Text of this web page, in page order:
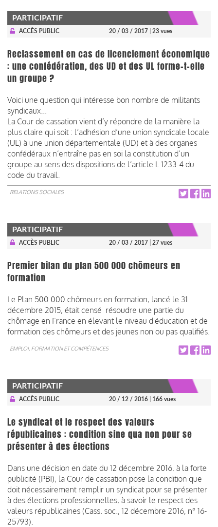
PARTICIPATIF
ACCÈS PUBLIC 20 / 03 / 2017 | 23 vues
Reclassement en cas de licenciement économique
: une confédération, des UD et des UL forme-t-elle
un groupe ?
Voici une question qui intéresse bon nombre de militants
syndicaux...
La Cour de cassation vient d’y répondre de la manière la
plus claire qui soit : l’adhésion d’une union syndicale locale
(UL) à une union départementale (UD) et à des organes
confédéraux n’entraîne pas en soi la constitution d’un
groupe au sens des dispositions de l’article L 1233-4 du
code du travail.
RELATIONS SOCIALES
PARTICIPATIF
ACCÈS PUBLIC 20 / 03 / 2017 | 27 vues
Premier bilan du plan 500 000 chômeurs en
formation
Le Plan 500 000 chômeurs en formation, lancé le 31
décembre 2015, était censé résoudre une partie du
chômage en France en élevant le niveau d'éducation et de
formation des chômeurs et des jeunes non ou pas qualifiés.
EMPLOI, FORMATION ET COMPÉTENCES
PARTICIPATIF
ACCÈS PUBLIC 20 / 12 / 2016 | 166 vues
Le syndicat et le respect des valeurs
républicaines : condition sine qua non pour se
présenter à des élections
Dans une décision en date du 12 décembre 2016, à la forte
publicité (PBI), la Cour de cassation pose la condition que
doit nécessairement remplir un syndicat pour se présenter
à des élections professionnelles, à savoir le respect des
valeurs républicaines (Cass. soc., 12 décembre 2016, n° 16-
25793).